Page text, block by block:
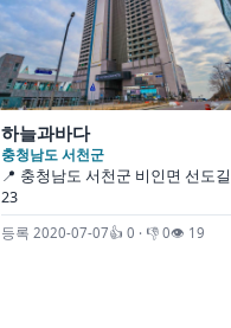
하늘과바다
충청남도 서천군
📍 충청남도 서천군 비인면 선도길
23
등록 2020-07-07👍 0 · 👎 0👁 19